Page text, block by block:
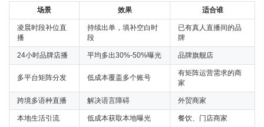
场景 效果 适合谁
凌晨时段补位直
播
持续出单，填补空白时
段
已有真人直播间的品
牌
24小时品牌店播 平均多出30%-50%曝光 品牌旗舰店
多平台矩阵分发 低成本覆盖多个账号
有矩阵运营需求的商
家
跨境多语种直播 解决语言障碍 外贸商家
本地生活引流 低成本获取本地曝光 餐饮、门店商家